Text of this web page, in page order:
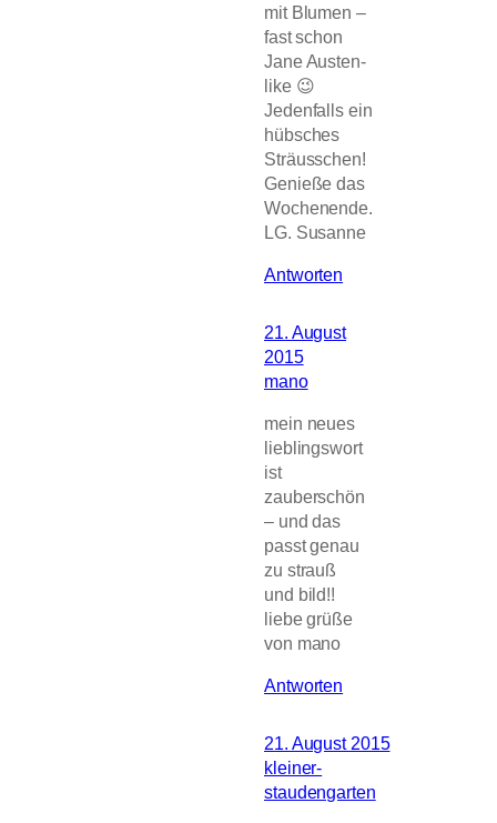
mit Blumen –
fast schon
Jane Austen-
like 😉
Jedenfalls ein
hübsches
Sträusschen!
Genieße das
Wochenende.
LG. Susanne
Antworten
21. August
2015
mano
mein neues
lieblingswort
ist
zauberschön
– und das
passt genau
zu strauß
und bild!!
liebe grüße
von mano
Antworten
21. August 2015
kleiner-
staudengarten